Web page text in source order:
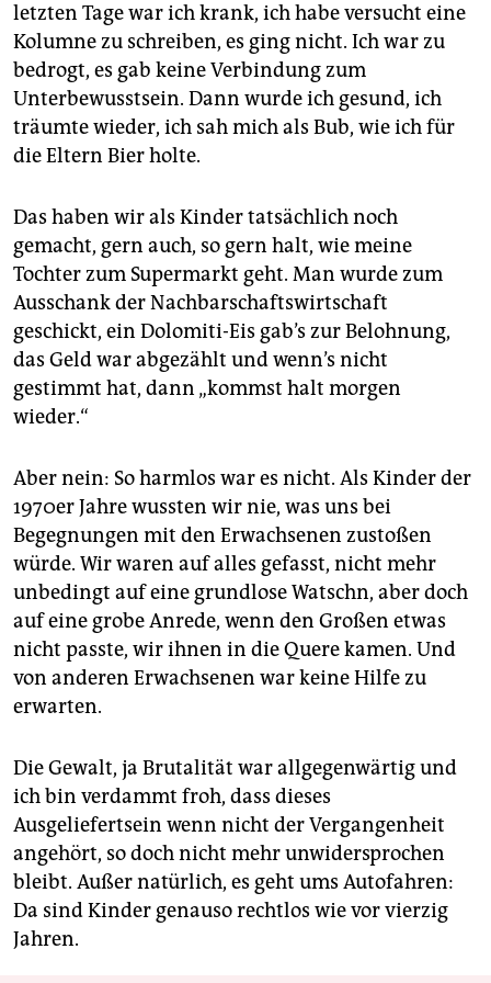
letzten Tage war ich krank, ich habe versucht eine
Kolumne zu schreiben, es ging nicht. Ich war zu
bedrogt, es gab keine Verbindung zum
Unterbewusstsein. Dann wurde ich gesund, ich
träumte wieder, ich sah mich als Bub, wie ich für
die Eltern Bier holte.
Das haben wir als Kinder tatsächlich noch
gemacht, gern auch, so gern halt, wie meine
Tochter zum Supermarkt geht. Man wurde zum
Ausschank der Nachbarschaftswirtschaft
geschickt, ein Dolomiti-Eis gab’s zur Belohnung,
das Geld war abgezählt und wenn’s nicht
gestimmt hat, dann „kommst halt morgen
wieder.“
Aber nein: So harmlos war es nicht. Als Kinder der
1970er Jahre wussten wir nie, was uns bei
Begegnungen mit den Erwachsenen zustoßen
würde. Wir waren auf alles gefasst, nicht mehr
unbedingt auf eine grundlose Watschn, aber doch
auf eine grobe Anrede, wenn den Großen etwas
nicht passte, wir ihnen in die Quere kamen. Und
von anderen Erwachsenen war keine Hilfe zu
erwarten.
Die Gewalt, ja Brutalität war allgegenwärtig und
ich bin verdammt froh, dass dieses
Ausgeliefertsein wenn nicht der Vergangenheit
angehört, so doch nicht mehr unwidersprochen
bleibt. Außer natürlich, es geht ums Autofahren:
Da sind Kinder genauso rechtlos wie vor vierzig
Jahren.